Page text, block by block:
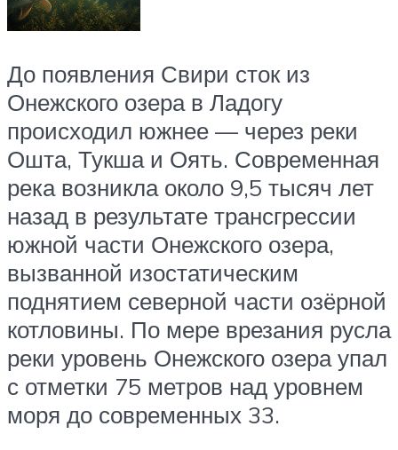
До появления Свири сток из
Онежского озера в Ладогу
происходил южнее — через реки
Ошта, Тукша и Оять. Современная
река возникла около 9,5 тысяч лет
назад в результате трансгрессии
южной части Онежского озера,
вызванной изостатическим
поднятием северной части озёрной
котловины. По мере врезания русла
реки уровень Онежского озера упал
с отметки 75 метров над уровнем
моря до современных 33.